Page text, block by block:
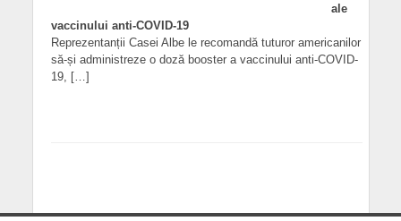
ale
vaccinului anti-COVID-19
Reprezentanții Casei Albe le recomandă tuturor americanilor
să-și administreze o doză booster a vaccinului anti-COVID-
19, […]